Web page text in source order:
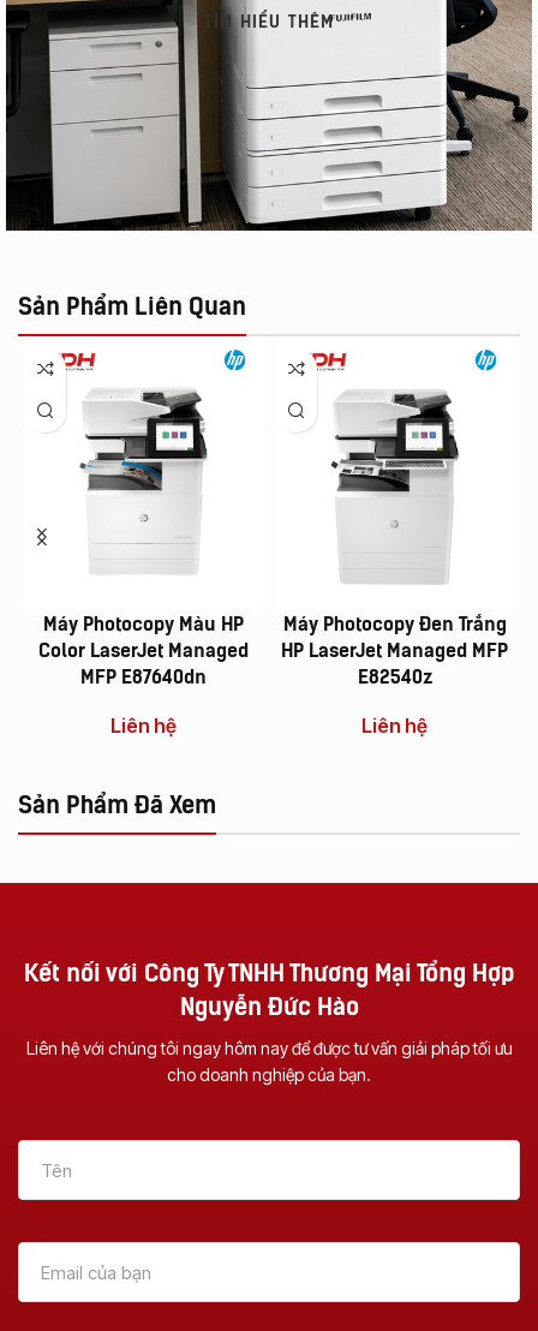
TÌM HIỂU THÊM
Sản Phẩm Liên Quan
Máy Photocopy Màu HP
Color LaserJet Managed
MFP E87640dn
Liên hệ
Máy Photocopy Đen Trắng
HP LaserJet Managed MFP
E82540z
Liên hệ
Sản Phẩm Đã Xem
Kết nối với Công Ty TNHH Thương Mại Tổng Hợp
Nguyễn Đức Hào
Liên hệ với chúng tôi ngay hôm nay để được tư vấn giải pháp tối ưu
cho doanh nghiệp của bạn.